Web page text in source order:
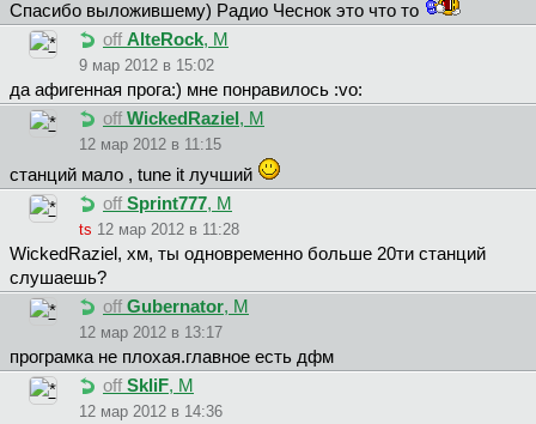
Спасибо выложившему) Радио Чеснок это что то
off AlteRock, М
9 мар 2012 в 15:02
да афигенная прога:) мне понравилось :vo:
off WickedRaziel , М
12 мар 2012 в 11:15
станций мало , tune it лучший
off Sprint777, М
ts 12 мар 2012 в 11:28
WickedRaziel, хм, ты одновременно больше 20ти станций
слушаешь?
off Gubernator, М
12 мар 2012 в 13:17
програмка не плохая.главное есть дфм
off SkliF, М
12 мар 2012 в 14:36